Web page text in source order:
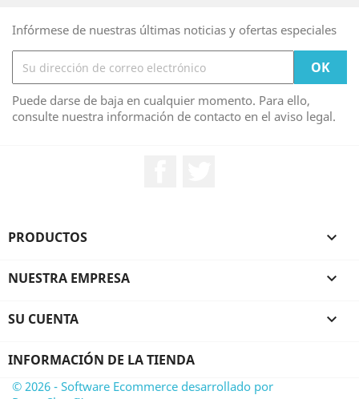
Infórmese de nuestras últimas noticias y ofertas especiales
Puede darse de baja en cualquier momento. Para ello,
consulte nuestra información de contacto en el aviso legal.
PRODUCTOS 
NUESTRA EMPRESA 
SU CUENTA 
INFORMACIÓN DE LA TIENDA
© 2026 - Software Ecommerce desarrollado por